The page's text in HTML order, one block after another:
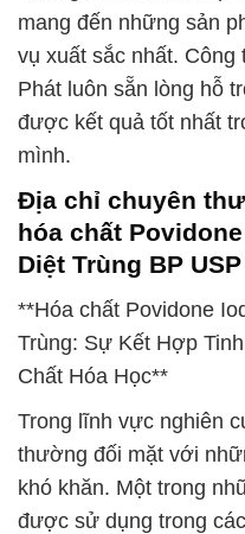
mang đến những sản
vụ xuất sắc nhất.
Phát luôn sẵn lòng hỗ
được kết quả tốt nhất
mình.
Địa chỉ chuyên
hóa chất
Diệt Trùng BP
**Hóa chất Povidone
Trùng: Sự Kết Hợp
Chất Hóa Học**
Trong lĩnh vực nghiên
thường đối mặt với
khó khăn. Một trong
được sử dụng trong